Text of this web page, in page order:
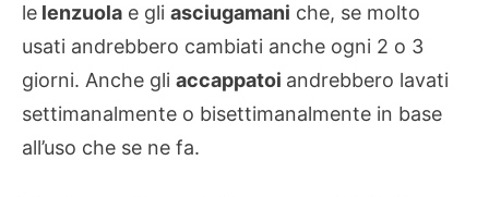
le lenzuola e gli asciugamani che, se molto
usati andrebbero cambiati anche ogni 2 o 3
giorni. Anche gli accappatoi andrebbero lavati
settimanalmente o bisettimanalmente in base
all’uso che se ne fa.